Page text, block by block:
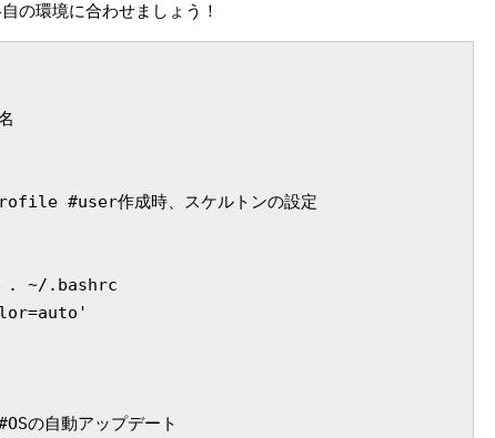
の環境に合わせましょう！
#user作成時、スケルトンの設定
. ~/.bashrc
自動アップデート